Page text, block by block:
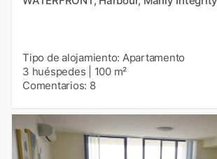
Tipo de alojamiento: Apartamento
3 huéspedes
100 m²
Comentarios: 8